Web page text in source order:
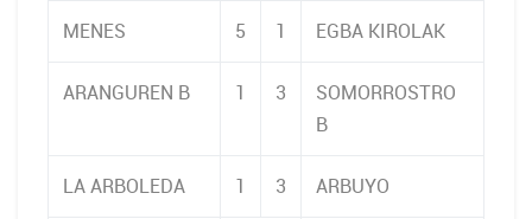
MENES 5 1 EGBA KIROLAK
ARANGUREN B 1 3
SOMORROSTRO
B
LA ARBOLEDA 1 3 ARBUYO